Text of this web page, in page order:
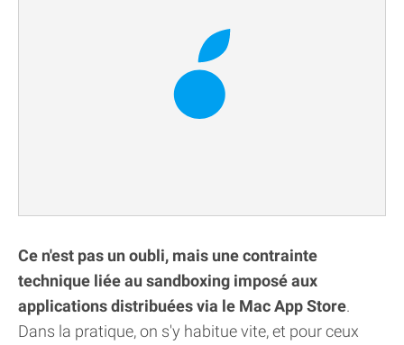
Ce n'est pas un oubli, mais une contrainte
technique liée au sandboxing imposé aux
applications distribuées via le Mac App Store.
Dans la pratique, on s'y habitue vite, et pour ceux